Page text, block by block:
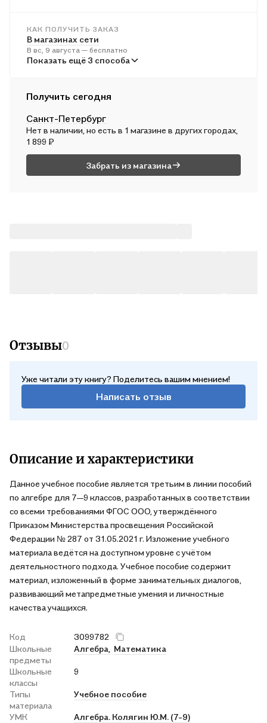
КАК ПОЛУЧИТЬ ЗАКАЗ
В магазинах сети
В вс, 9 августа — бесплатно
В пунктах выдачи
В пн, 10 августа — бесплатно
Почтой России
Во вт, 11 августа — от 569 ₽
Показать ещё 3 способа
Получить сегодня
Санкт-Петербург
Нет в наличии, но есть в 1 магазине в других городах,
1 899 ₽
Забрать из магазина
Отзывы0
Уже читали эту книгу? Поделитесь вашим мнением!
Написать отзыв
Описание и характеристики
Данное учебное пособие является третьим в линии пособий
по алгебре для 7—9 классов, разработанных в соответствии
со всеми требованиями ФГОС ООО, утверждённого
Приказом Министерства просвещения Российской
Федерации № 287 от 31.05.2021 г. Изложение учебного
материала ведётся на доступном уровне с учётом
деятельностного подхода. Учебное пособие содержит
материал, изложенный в форме занимательных диалогов,
развивающий метапредметные умения и личностные
качества учащихся.
Код
3099782
Школьные
предметы
Алгебра, Математика
Школьные
классы
9
Типы
материала
Учебное пособие
УМК Алгебра. Колягин Ю.М. (7-9)